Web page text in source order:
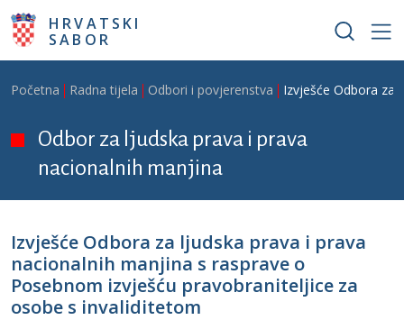
Skoči na glavni sadržaj
HRVATSKI
SABOR
Breadcrumb
Početna Radna tijela Odbori i povjerenstva Izvješće Odbora za
Odbor za ljudska prava i prava
nacionalnih manjina
Izvješće Odbora za ljudska prava i prava
nacionalnih manjina s rasprave o
Posebnom izvješću pravobraniteljice za
osobe s invaliditetom